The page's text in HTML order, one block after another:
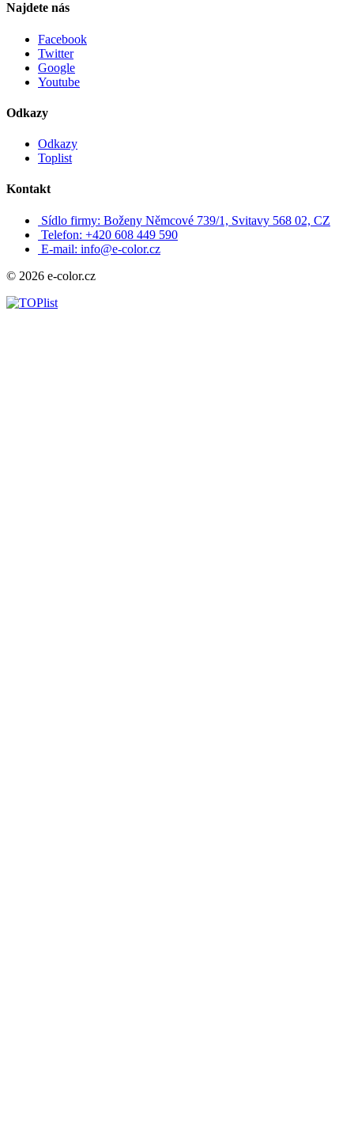
Najdete nás
Facebook
Twitter
Google
Youtube
Odkazy
Odkazy
Toplist
Kontakt
Sídlo firmy: Boženy Němcové 739/1, Svitavy 568 02, CZ
Telefon: +420 608 449 590
E-mail: info@e-color.cz
© 2026 e-color.cz